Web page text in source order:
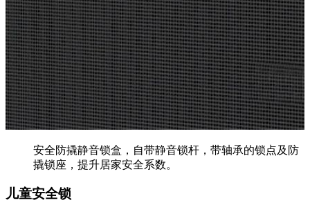
安全防撬静音锁盒，自带静音锁杆，带轴承的锁点及防
撬锁座，提升居家安全系数。
儿童安全锁